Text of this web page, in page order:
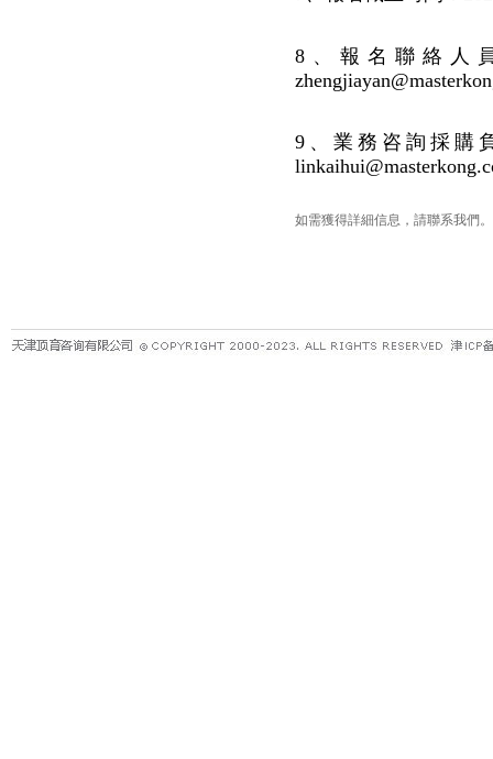
8、報名聯絡人員
9、業務咨詢採購
如需獲得詳細信息，請聯系我們。